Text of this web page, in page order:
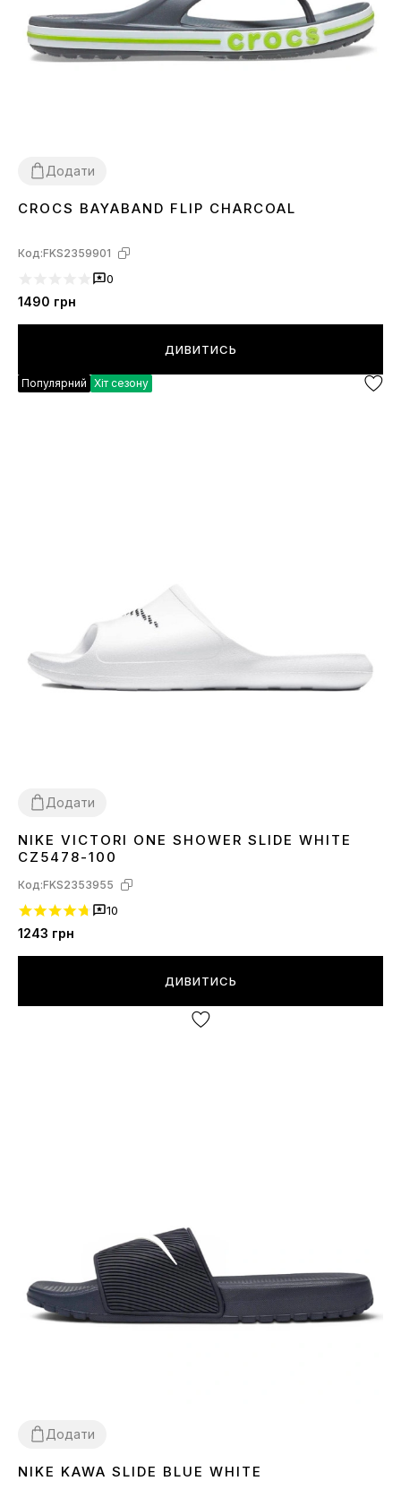
Додати
3637
CROCS BAYABAND FLIP CHARCOAL
Код:FKS2359901
0
1490 грн
ДИВИТИСЬ
Популярний Хіт сезону
Додати
4041 42.544 4546 47.5
NIKE VICTORI ONE SHOWER SLIDE WHITE
CZ5478-100
Код:FKS2353955
10
1243 грн
ДИВИТИСЬ
Додати
4041 424345
NIKE KAWA SLIDE BLUE WHITE